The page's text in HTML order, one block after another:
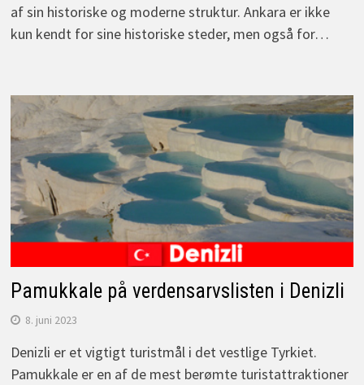
af sin historiske og moderne struktur. Ankara er ikke
kun kendt for sine historiske steder, men også for…
Pamukkale på verdensarvslisten i Denizli
8. juni 2023
Denizli er et vigtigt turistmål i det vestlige Tyrkiet.
Pamukkale er en af de mest berømte turistattraktioner